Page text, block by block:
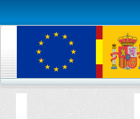
Conjuntos de datos